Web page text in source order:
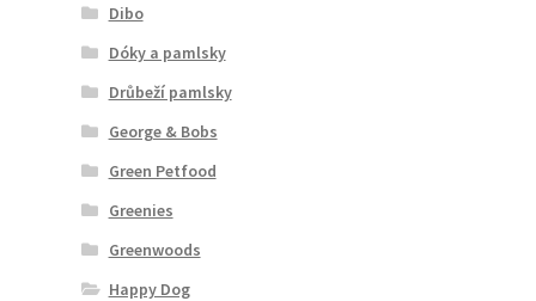
Dibo
Dóky a pamlsky
Drůbeží pamlsky
George & Bobs
Green Petfood
Greenies
Greenwoods
Happy Dog